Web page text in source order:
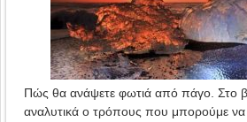
Πώς θα ανάψετε φωτιά από πάγο. Στο
αναλυτικά ο τρόπους που μπορούμε